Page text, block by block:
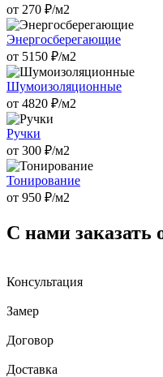
от 270 ₽/м2
Энергосберегающие
от 5150 ₽/м2
Шумоизоляционные
от 4820 ₽/м2
Ручки
от 300 ₽/м2
Тонирование
от 950 ₽/м2
С нами заказать
Консультация
Замер
Договор
Доставка